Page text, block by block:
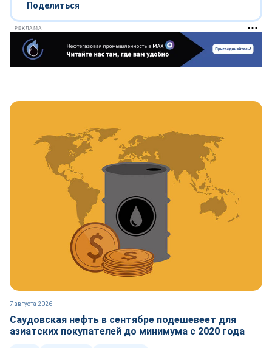
Поделиться
РЕКЛАМА
7 августа 2026
Саудовская нефть в сентябре подешевеет для
азиатских покупателей до минимума с 2020 года